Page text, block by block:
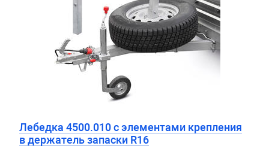
Лебедка 4500.010 с элементами крепления
в держатель запаски R16